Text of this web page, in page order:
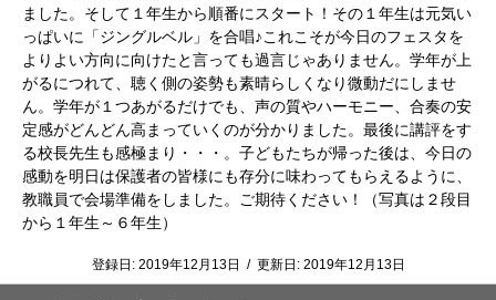
ました。そして１年生から順番にスタート！その１年生は元気い
っぱいに「ジングルベル」を合唱♪これこそが今日のフェスタを
よりよい方向に向けたと言っても過言じゃありません。学年が上
がるにつれて、聴く側の姿勢も素晴らしくなり微動だにしませ
ん。学年が１つあがるだけでも、声の質やハーモニー、合奏の安
定感がどんどん高まっていくのが分かりました。最後に講評をす
る校長先生も感極まり・・・。子どもたちが帰った後は、今日の
感動を明日は保護者の皆様にも存分に味わってもらえるように、
教職員で会場準備をしました。ご期待ください！（写真は２段目
から１年生～６年生）
登録日: 2019年12月13日 / 更新日: 2019年12月13日